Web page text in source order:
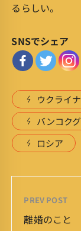
るらしい。
SNSでシェア
ウクライナ
バンコク
ロシア
PREV POST
離婚のこと